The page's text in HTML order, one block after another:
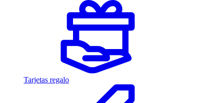
Tarjetas regalo